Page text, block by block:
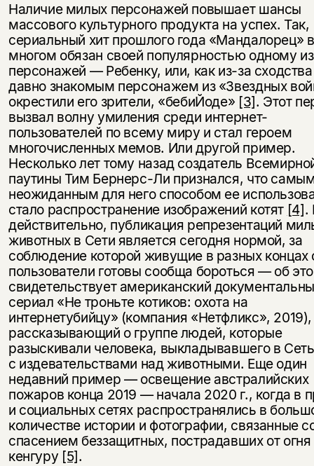
Наличие милых персонажей повышает шансы
массового культурного продукта на успех. Так,
сериальный хит прошлого года «Мандалорец»
многом обязан своей популярностью одному из
персонажей — Ребенку, или, как из-за
давно знакомым персонажем из «Звездных
окрестили его зрители, «бебиЙоде» [3]. Этот
вызвал волну умиления среди интернет-
пользователей по всему миру и стал героем
многочисленных мемов. Или другой пример.
Несколько лет тому назад создатель
паутины Тим Бернерс-Ли признался, что
неожиданным для него способом ее
стало распространение изображений котят [4].
действительно, публикация репрезентаций
животных в Сети является сегодня нормой, за
соблюдение которой живущие в разных концах
пользователи готовы сообща бороться — об
свидетельствует американский
сериал «Не троньте котиков: охота на
интернетубийцу» (компания «Нетфликс», 2019),
рассказывающий о группе людей, которые
разыскивали человека, выкладывавшего в
с издевательствами над животными. Еще один
недавний пример — освещение австралийских
пожаров конца 2019 — начала 2020 г., когда в
и социальных сетях распространялись в
количестве истории и фотографии, связанные
спасением беззащитных, пострадавших от огня
кенгуру [5].